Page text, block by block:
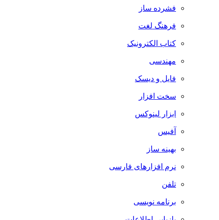
فشرده ساز
فرهنگ لغت
کتاب الکترونیک
مهندسی
فایل و دیسک
سخت افزار
ابزار لینوکس
آفیس
بهینه ساز
نرم افزارهای فارسی
تلفن
برنامه نویسی